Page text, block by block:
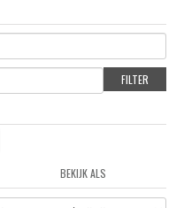
FILTER
BEKIJK ALS